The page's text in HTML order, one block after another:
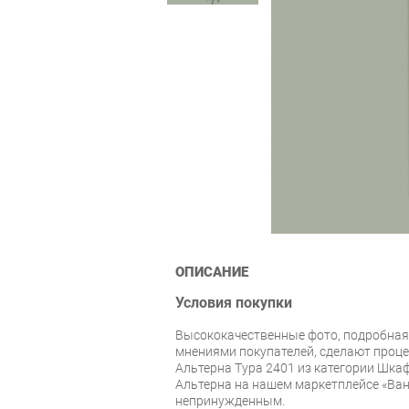
ОПИСАНИЕ
Условия покупки
Высококачественные фото,
мнениями покупателей, сделают
Альтерна Тура 2401 из категории
Альтерна на нашем маркетплейсе
непринужденным.